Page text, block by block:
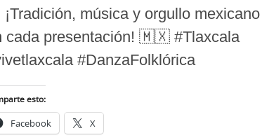
¡Tradición, música y orgullo mexicano
cada presentación! 🇲🇽 #Tlaxcala
#DanzaFolklórica
esto:
Facebook X